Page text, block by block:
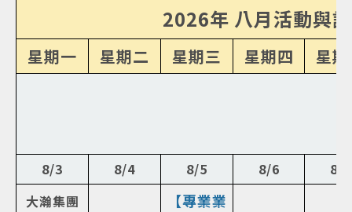
2026年 八月活動與
星期一 星期二 星期三 星期四 星
8/3 8/4 8/5 8/6
8/7
大瀚集團
【專業業